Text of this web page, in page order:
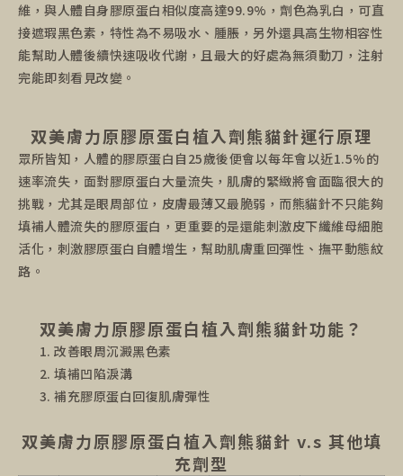
維，與人體自身膠原蛋白相似度高達99.9%，劑色為乳白，可直
接遮瑕黑色素，特性為不易吸水、腫脹，另外還具高生物相容性
能幫助人體後續快速吸收代謝，且最大的好處為無須動刀，注射
完能即刻看見改變。
双美膚力原膠原蛋白植入劑熊貓針運行原理
眾所皆知，人體的膠原蛋白自25歲後便會以每年會以近1.5%的
速率流失，面對膠原蛋白大量流失，肌膚的緊緻將會面臨很大的
挑戰，尤其是眼周部位，皮膚最薄又最脆弱，而熊貓針不只能夠
填補人體流失的膠原蛋白，更重要的是還能刺激皮下纖維母細胞
活化，刺激膠原蛋白自體增生，幫助肌膚重回彈性、撫平動態紋
路。
双美膚力原膠原蛋白植入劑熊貓針功能？
改善眼周沉澱黑色素
填補凹陷淚溝
補充膠原蛋白回復肌膚彈性
双美膚力原膠原蛋白植入劑熊貓針 v.s 其他填
充劑型